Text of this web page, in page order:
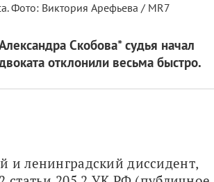
Фото: Виктория Арефьева / MR7
Скобова* судья начал
отклонили весьма быстро.
и ленинградский диссидент,